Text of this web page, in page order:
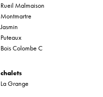
Rueil Malmaison
Montmartre
Jasmin
Puteaux
Bois Colombe C
chalets
La Grange